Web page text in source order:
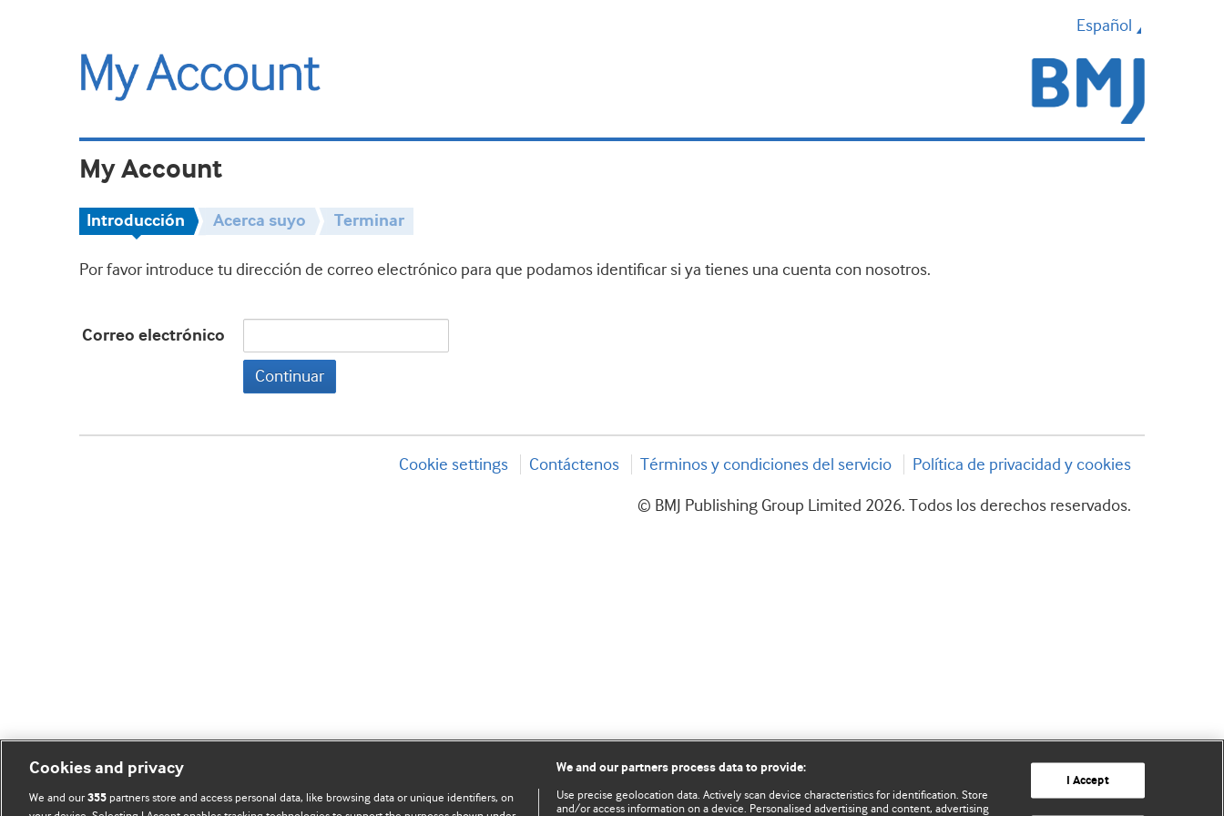
Español
My Account
Introducción Acerca suyo Terminar
Por favor introduce tu dirección de correo electrónico para que podamos identificar si ya tienes una cuenta con nosotros.
Correo electrónico
Continuar
Cookie settings Contáctenos Términos y condiciones del servicio Política de privacidad y cookies
© BMJ Publishing Group Limited 2026. Todos los derechos reservados.
Cookies and privacy
We and our355 partners store and access personal data, like browsing data or unique identifiers, on
We and our partners process data to provide:
Use precise geolocation data. Actively scan device characteristics for identification. Store
and/or access information on a device. Personalised advertising and content, advertising
I Accept